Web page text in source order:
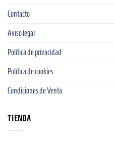
Contacto
Aviso legal
Política de privacidad
Política de cookies
Condiciones de Venta
TIENDA